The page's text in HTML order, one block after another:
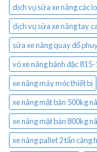
dịch vụ sửa xe nâng các
dịch vụ sửa xe nâng tay
sửa xe nâng quay đổ
vỏ xe nâng bánh đặc
xe nâng máy móc thiết bị
xe nâng mặt bàn 500kg
xe nâng mặt bàn 800kg
xe nâng pallet 2 tấn càng